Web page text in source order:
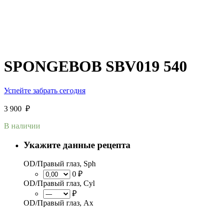
SPONGEBOB SBV019 540
Успейте забрать сегодня
3 900 ₽
В наличии
Укажите данные рецепта
OD/Правый глаз, Sph
0 ₽
OD/Правый глаз, Cyl
₽
OD/Правый глаз, Ax